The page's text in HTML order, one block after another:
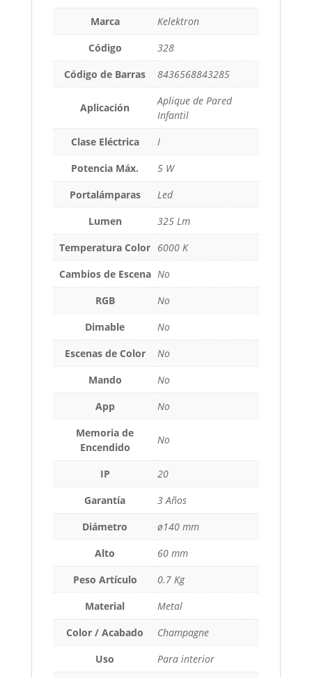
Marca
Kelektron
Código
328
Código de Barras
8436568843285
Aplicación
Aplique de Pared
Infantil
Clase Eléctrica
I
Potencia Máx.
5 W
Portalámparas
Led
Lumen
325 Lm
Temperatura Color 6000 K
Cambios de Escena No
RGB
No
Dimable
No
Escenas de Color
No
Mando
No
App
No
Memoria de
Encendido
No
IP
20
Garantía
3 Años
Diámetro
ø140 mm
Alto
60 mm
Peso Artículo
0.7 Kg
Material
Metal
Color / Acabado
Champagne
Uso
Para interior